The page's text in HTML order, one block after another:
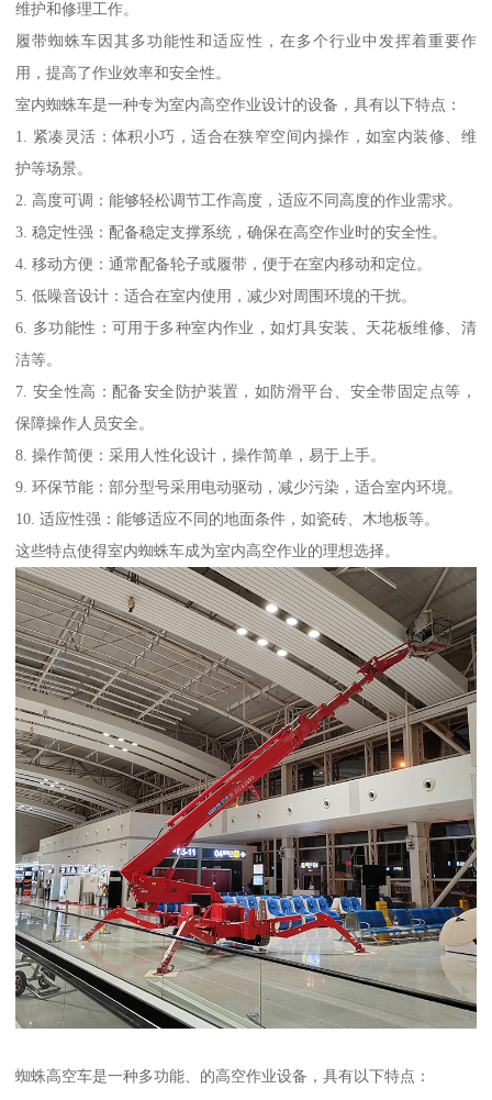
维护和修理工作。
履带蜘蛛车因其多功能性和适应性，在多个行业中发挥着重要作
用，提高了作业效率和安全性。
室内蜘蛛车是一种专为室内高空作业设计的设备，具有以下特点：
1. 紧凑灵活：体积小巧，适合在狭窄空间内操作，如室内装修、维
护等场景。
2. 高度可调：能够轻松调节工作高度，适应不同高度的作业需求。
3. 稳定性强：配备稳定支撑系统，确保在高空作业时的安全性。
4. 移动方便：通常配备轮子或履带，便于在室内移动和定位。
5. 低噪音设计：适合在室内使用，减少对周围环境的干扰。
6. 多功能性：可用于多种室内作业，如灯具安装、天花板维修、清
洁等。
7. 安全性高：配备安全防护装置，如防滑平台、安全带固定点等，
保障操作人员安全。
8. 操作简便：采用人性化设计，操作简单，易于上手。
9. 环保节能：部分型号采用电动驱动，减少污染，适合室内环境。
10. 适应性强：能够适应不同的地面条件，如瓷砖、木地板等。
这些特点使得室内蜘蛛车成为室内高空作业的理想选择。
蜘蛛高空车是一种多功能、的高空作业设备，具有以下特点：